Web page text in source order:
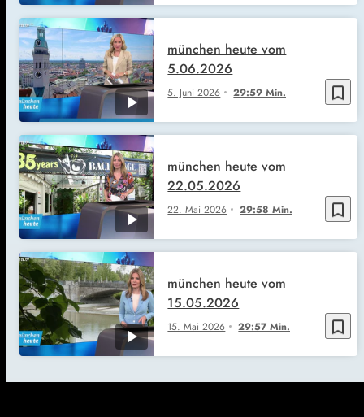
bookmark_border
5. Juni 2026 29:59 Min.
münchen heute vom
5.06.2026
bookmark_border
22. Mai 2026 29:58 Min.
münchen heute vom
22.05.2026
bookmark_border
15. Mai 2026 29:57 Min.
münchen heute vom
15.05.2026